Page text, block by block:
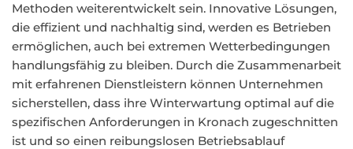
Methoden weiterentwickelt sein. Innovative Lösungen,
die effizient und nachhaltig sind, werden es Betrieben
ermöglichen, auch bei extremen Wetterbedingungen
handlungsfähig zu bleiben. Durch die Zusammenarbeit
mit erfahrenen Dienstleistern können Unternehmen
sicherstellen, dass ihre Winterwartung optimal auf die
spezifischen Anforderungen in Kronach zugeschnitten
ist und so einen reibungslosen Betriebsablauf